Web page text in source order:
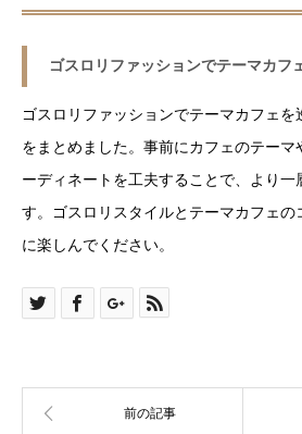
ゴスロリファッションでテーマカフ
ゴスロリファッションでテーマカフェを
をまとめました。事前にカフェのテーマ
ーディネートを工夫することで、より一
す。ゴスロリスタイルとテーマカフェ
に楽しんでください。